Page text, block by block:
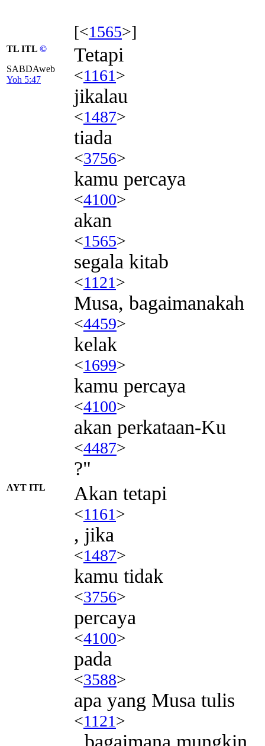
[<1565>]
TL ITL ©
SABDAweb
Yoh 5:47
Tetapi
<1161>
jikalau
<1487>
tiada
<3756>
kamu percaya
<4100>
akan
<1565>
segala kitab
<1121>
Musa, bagaimanakah
<4459>
kelak
<1699>
kamu percaya
<4100>
akan perkataan-Ku
<4487>
?"
AYT ITL Akan tetapi
<1161>
, jika
<1487>
kamu tidak
<3756>
percaya
<4100>
pada
<3588>
apa yang Musa tulis
<1121>
, bagaimana mungkin